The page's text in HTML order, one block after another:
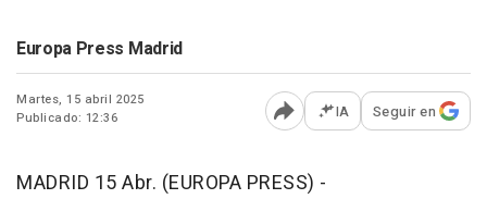
Europa Press Madrid
Martes, 15 abril 2025
Publicado: 12:36
Abrir opciones para
IA Seguir en
MADRID 15 Abr. (EUROPA PRESS) -